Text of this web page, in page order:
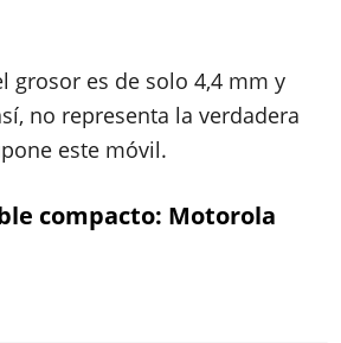
grosor es de solo 4,4 mm y
no representa la verdadera
este móvil.
compacto: Motorola